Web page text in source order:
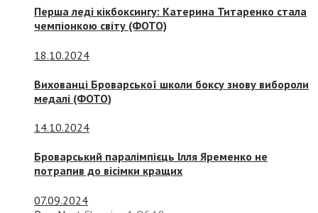
Перша леді кікбоксингу: Катерина Титаренко стала
чемпіонкою світу (ФОТО)
18.10.2024
Вихованці Броварської школи боксу знову вибороли
медалі (ФОТО)
14.10.2024
Броварський паралімпієць Ілля Яременко не
потрапив до вісімки кращих
07.09.2024